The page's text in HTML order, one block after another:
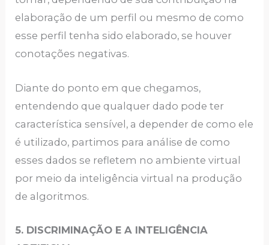
elaboração de um perfil ou mesmo de como
esse perfil tenha sido elaborado, se houver
conotações negativas.
Diante do ponto em que chegamos,
entendendo que qualquer dado pode ter
característica sensível, a depender de como ele
é utilizado, partimos para análise de como
esses dados se refletem no ambiente virtual
por meio da inteligência virtual na produção
de algoritmos.
5. DISCRIMINAÇÃO E A INTELIGÊNCIA